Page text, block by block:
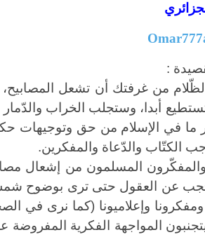
:
من غرفتك أن تشعل
أبدا، وستجلب الخراب
في الإسلام من حق وتوجيهات
الكتّاب والدّعاة والمفكرين.
المسلمون من إشعال
عن العقول حتى ترى بوضوح
ومفكرونا وإعلاميونا (كما نرى
المواجهة الفكرية